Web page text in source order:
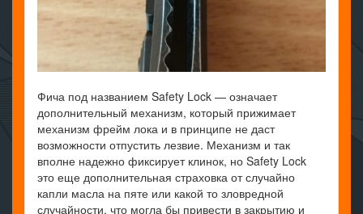
Фича под названием Safety Lock — означает
дополнительный механизм, который прижимает
механизм фрейм лока и в принципе не даст
возможности отпустить лезвие. Механизм и так
вполне надежно фиксирует клинок, но Safety Lock
это еще дополнительная страховка от случайно
капли масла на пяте или какой то зловредной
случайности, что могла бы привести в закрытию и